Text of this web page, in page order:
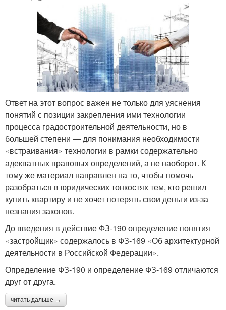
Ответ на этот вопрос важен не только для уяснения
понятий с позиции закрепления ими технологии
процесса градостроительной деятельности, но в
большей степени — для понимания необходимости
«встраивания» технологии в рамки содержательно
адекватных правовых определений, а не наоборот. К
тому же материал направлен на то, чтобы помочь
разобраться в юридических тонкостях тем, кто решил
купить квартиру и не хочет потерять свои деньги из-за
незнания законов.
До введения в действие ФЗ-190 определение понятия
«застройщик» содержалось в ФЗ-169 «Об архитектурной
деятельности в Российской Федерации».
Определение ФЗ-190 и определение ФЗ-169 отличаются
друг от друга.
читать дальше →